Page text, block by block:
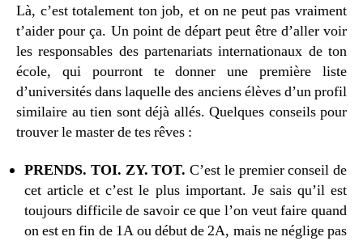
Là, c’est totalement ton job, et on ne peut pas vraiment
t’aider pour ça. Un point de départ peut être d’aller voir
les responsables des partenariats internationaux de ton
école, qui pourront te donner une première liste
d’universités dans laquelle des anciens élèves d’un profil
similaire au tien sont déjà allés. Quelques conseils pour
trouver le master de tes rêves :
PRENDS. TOI. ZY. TOT. C’est le premier conseil de
cet article et c’est le plus important. Je sais qu’il est
toujours difficile de savoir ce que l’on veut faire quand
on est en fin de 1A ou début de 2A, mais ne néglige pas